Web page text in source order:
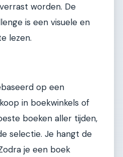
worden. De
is een visuele en
lezen.
op een
in boekwinkels of
boeken aller tijden,
selectie. Je hangt de
je een boek